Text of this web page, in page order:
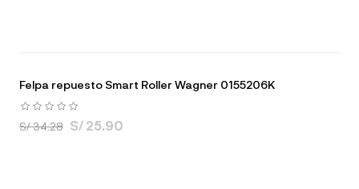
Felpa repuesto Smart Roller Wagner 0155206K
S/ 34.28 S/ 25.90